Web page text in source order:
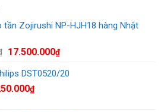
Zojirushi NP-HJH18 hàng Nhật
Giá
là:
24.900.000₫.
17.500.000₫Giá
tại
DST0520/20
₫Giá